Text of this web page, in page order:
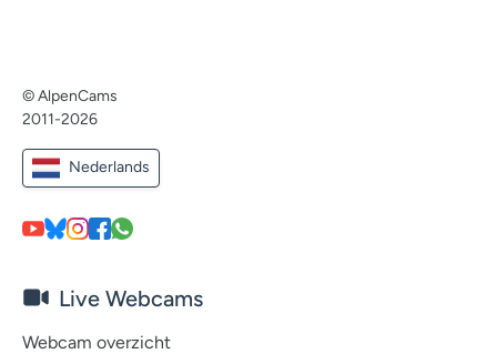
© AlpenCams
2011-2026
Nederlands
Live Webcams
Webcam overzicht